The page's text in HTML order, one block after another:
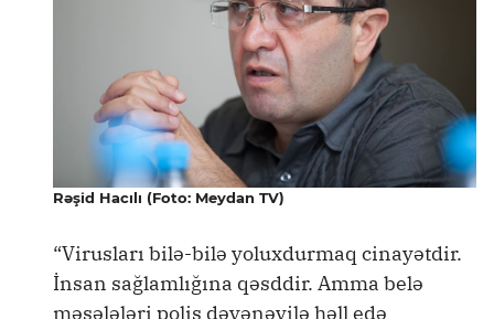
Rəşid Hacılı (Foto: Meydan TV)
“Virusları bilə-bilə yoluxdurmaq cinayətdir.
İnsan sağlamlığına qəsddir. Amma belə
məsələləri polis dəyənəyilə həll edə